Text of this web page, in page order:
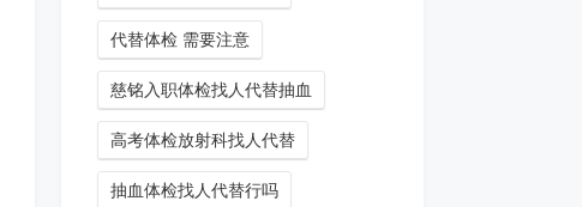
代替体检 需要注意
慈铭入职体检找人代替抽血
高考体检放射科找人代替
抽血体检找人代替行吗